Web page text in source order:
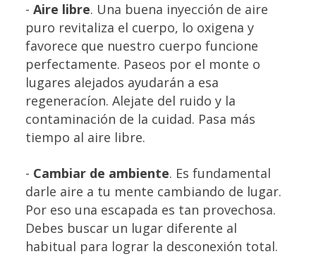
- Aire libre. Una buena inyección de aire
puro revitaliza el cuerpo, lo oxigena y
favorece que nuestro cuerpo funcione
perfectamente. Paseos por el monte o
lugares alejados ayudarán a esa
regeneracíon. Alejate del ruido y la
contaminación de la cuidad. Pasa más
tiempo al aire libre.
- Cambiar de ambiente. Es fundamental
darle aire a tu mente cambiando de lugar.
Por eso una escapada es tan provechosa.
Debes buscar un lugar diferente al
habitual para lograr la desconexión total.